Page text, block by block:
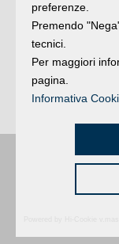
anche la
alla proposta
due minuti
secondo Karis
Luigi Giussani.
termine del
Buongiorno:Riminié
preferenze.
Premendo
tecnici.
Per maggiori
pagina.
Informativa